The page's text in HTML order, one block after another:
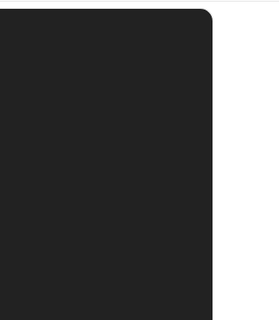
نمایشگر
ویدیو